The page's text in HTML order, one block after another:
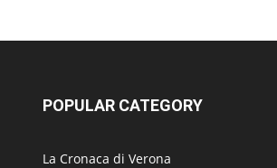
POPULAR CATEGORY
La Cronaca di Verona